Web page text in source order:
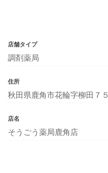
店舗タイプ
調剤薬局
住所
秋田県鹿角市花輪字柳田７５
店名
そうごう薬局鹿角店